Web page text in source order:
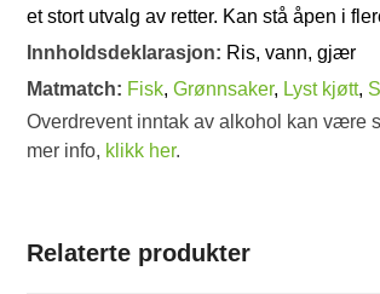
et stort utvalg av retter. Kan stå åpen i
Innholdsdeklarasjon: Ris, vann, gjær
Matmatch: Fisk,Grønnsaker, Lyst kjøtt,
Overdrevent inntak av alkohol kan være
mer info, klikk her.
Relaterte produkter